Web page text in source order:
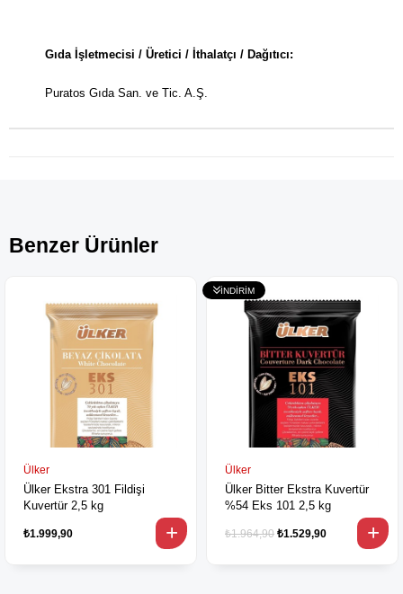
Gıda İşletmecisi / Üretici / İthalatçı / Dağıtıcı:
Puratos Gıda San. ve Tic. A.Ş.
Benzer Ürünler
Ülker
Ülker Ekstra 301 Fildişi
Kuvertür 2,5 kg
₺1.999,90
Ülker
Ülker Bitter Ekstra Kuvertür
%54 Eks 101 2,5 kg
₺1.529,90
₺1.964,90